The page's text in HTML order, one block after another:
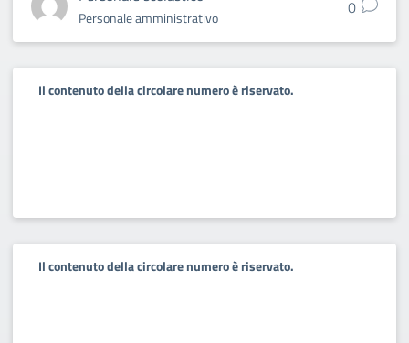
Personale amministrativo 0
Il contenuto della circolare numero è riservato.
Il contenuto della circolare numero è riservato.